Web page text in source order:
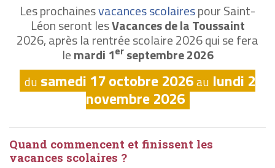
Les prochainesvacances scolairespour Saint-
Léon seront lesVacances de la Toussaint
2026, après la rentrée scolaire 2026 qui se fera
lemardi 1erseptembre 2026
du samedi 17 octobre 2026au lundi 2
novembre 2026
Quand commencent et finissent les
vacances scolaires ?